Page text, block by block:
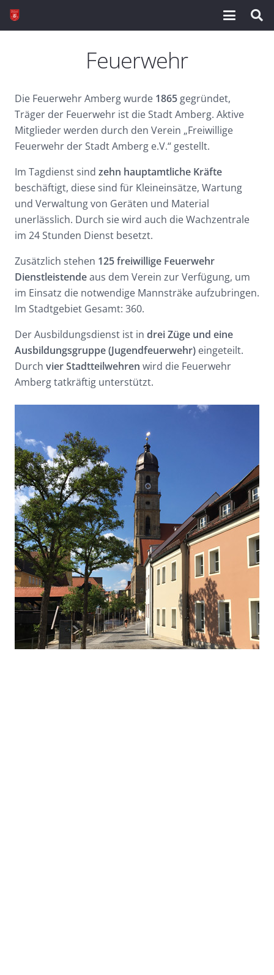
Feuerwehr
Die Feuerwehr Amberg wurde 1865 gegründet,
Träger der Feuerwehr ist die Stadt Amberg. Aktive
Mitglieder werden durch den Verein „Freiwillige
Feuerwehr der Stadt Amberg e.V.“ gestellt.
Im Tagdienst sind zehn hauptamtliche Kräfte
beschäftigt, diese sind für Kleineinsätze, Wartung
und Verwaltung von Geräten und Material
unerlässlich. Durch sie wird auch die Wachzentrale
im 24 Stunden Dienst besetzt.
Zusätzlich stehen 125 freiwillige Feuerwehr
Dienstleistendeaus dem Verein zur Verfügung, um
im Einsatz die notwendige Mannsträke aufzubringen.
Im Stadtgebiet Gesamt: 360.
Der Ausbildungsdienst ist in drei Züge und eine
Ausbildungsgruppe(Jugendfeuerwehr) eingeteilt.
Durch vier Stadtteilwehren wird die Feuerwehr
Amberg tatkräftig unterstützt.